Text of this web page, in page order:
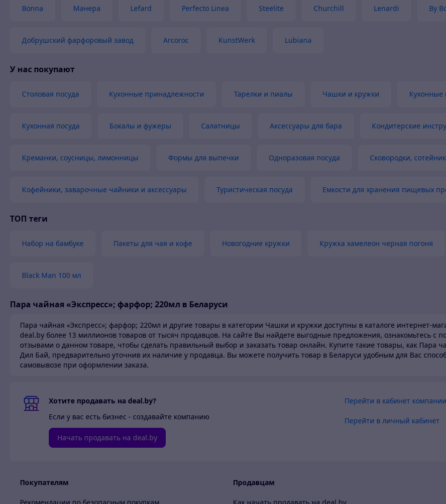
Bonna Манера Lefard Perfecto Linea Steelite Churchill Lenardi By
Добрушский фарфоровый завод Arcoroc KunstWerk Lubiana
У нас покупают
Столовая посуда Кухонные принадлежности Тарелки и пиалы Чашки и кружки Кухонные
Кухонная посуда Бокалы и фужеры Салатницы Аксессуары для бара Кондитерские
Креманки, соусницы, лимонницы Формы для выпечки Одноразовая посуда Сковородки,
Кофейники, заварочные чайники и аксессуары Туристическая посуда Емкости для хранения пищевых
ТОП теги
Набор на бамбуке Пакеты для чая и кофе Новогодние кружки Кружка хамелеон черная погоня
Black Man 100 мл
Пара чайная «Экспресс»; фарфор; 220мл в Беларуси
Пара чайная «Экспресс»; фарфор; 220мл и другие товары в категории Чашки и кружки доступны в каталоге интернет-
deal.by более 13 миллионов товаров от тысяч продавцов. На сайте Вы найдете выгодные предложения, ознакомьтесь с
отзывами о данном товаре, чтобы сделать правильный выбор и заказать товар онлайн. Купите такие товары, как Пара
Дил Бай, предварительно уточнив их наличие у продавца. Вы можете получить товар в Беларуси удобным для Вас
самовывозе при оформлении заказа.
Хотите продавать на deal.by?
Если у вас есть бизнес - создавайте компанию
Начать продавать на deal.by
Перейти в кабинет компании
Перейти в личный кабинет
Покупателям Продавцам